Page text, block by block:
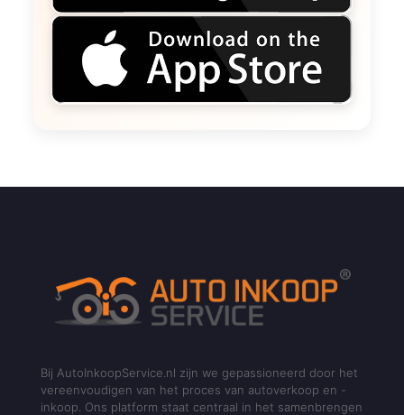
Bij AutoInkoopService.nl zijn we gepassioneerd door het
vereenvoudigen van het proces van autoverkoop en -
inkoop. Ons platform staat centraal in het samenbrengen